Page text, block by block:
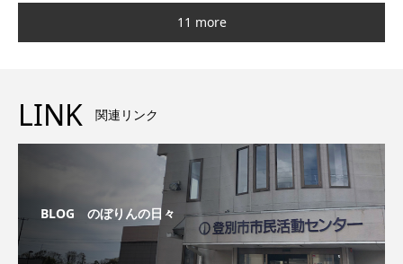
11 more
LINK 関連リンク
BLOG のぼりんの日々